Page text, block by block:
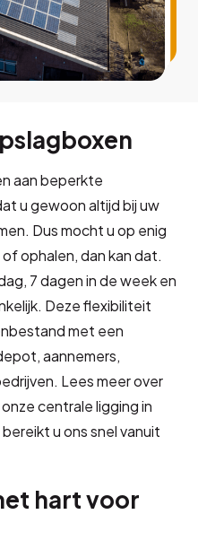
aan beperkte
u gewoon altijd bij uw
Dus mocht u op enig
ophalen, dan kan dat.
7 dagen in de week en
Deze flexibiliteit
met een
aannemers,
Lees meer over
onze centrale ligging in
u ons snel vanuit
hart voor